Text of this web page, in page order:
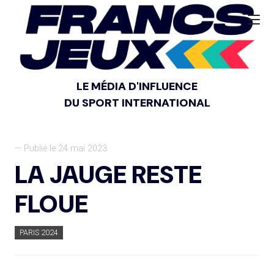
LE MÉDIA D'INFLUENCE
DU SPORT INTERNATIONAL
— Publié le 24 mai 2023
LA JAUGE RESTE
FLOUE
PARIS 2024